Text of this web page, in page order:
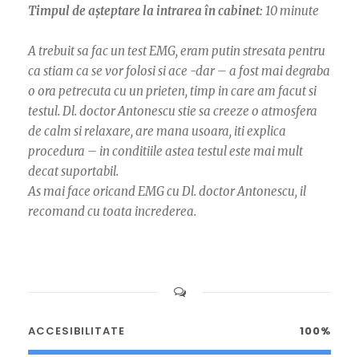
Timpul de așteptare la intrarea în cabinet: 10 minute
A trebuit sa fac un test EMG, eram putin stresata pentru
ca stiam ca se vor folosi si ace -dar – a fost mai degraba
o ora petrecuta cu un prieten, timp in care am facut si
testul. Dl. doctor Antonescu stie sa creeze o atmosfera
de calm si relaxare, are mana usoara, iti explica
procedura – in conditiile astea testul este mai mult
decat suportabil.
As mai face oricand EMG cu Dl. doctor Antonescu, il
recomand cu toata increderea.
ACCESIBILITATE 100%